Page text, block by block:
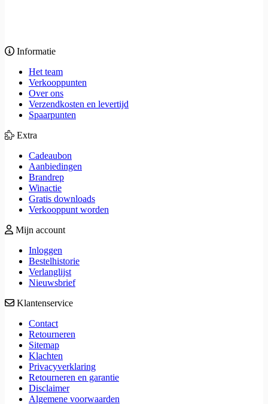
Informatie
Het team
Verkooppunten
Over ons
Verzendkosten en levertijd
Spaarpunten
Extra
Cadeaubon
Aanbiedingen
Brandrep
Winactie
Gratis downloads
Verkooppunt worden
Mijn account
Inloggen
Bestelhistorie
Verlanglijst
Nieuwsbrief
Klantenservice
Contact
Retourneren
Sitemap
Klachten
Privacyverklaring
Retourneren en garantie
Disclaimer
Algemene voorwaarden